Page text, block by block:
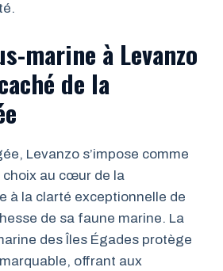
marine à Levanzo
de la
Levanzo s’impose comme
au cœur de la
à la clarté exceptionnelle de
de sa faune marine. La
des Îles Égades protège
offrant aux